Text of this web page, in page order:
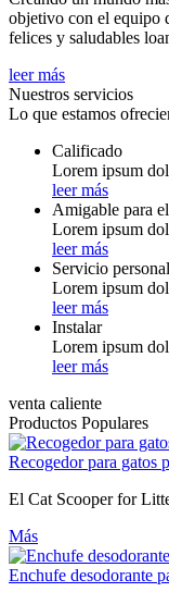
objetivo con el equipo
felices y saludables
leer más
Nuestros servicios
Lo que estamos
Calificado
Lorem ipsum
leer más
Amigable para
Lorem ipsum
leer más
Servicio
Lorem ipsum
leer más
Instalar
Lorem ipsum
leer más
venta caliente
Productos Populares
Recogedor para gatos
El Cat Scooper for
Más
Enchufe desodorante